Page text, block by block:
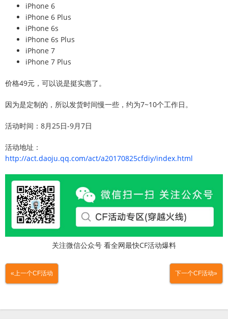
iPhone 6
iPhone 6 Plus
iPhone 6s
iPhone 6s Plus
iPhone 7
iPhone 7 Plus
价格49元，可以说是挺实惠了。
因为是定制的，所以发货时间慢一些，约为7~10个工作日。
活动时间：8月25日-9月7日
活动地址：
http://act.daoju.qq.com/act/a20170825cfdiy/index.html
关注微信公众号 看全网最快CF活动爆料
«上一个CF活动 下一个CF活动»